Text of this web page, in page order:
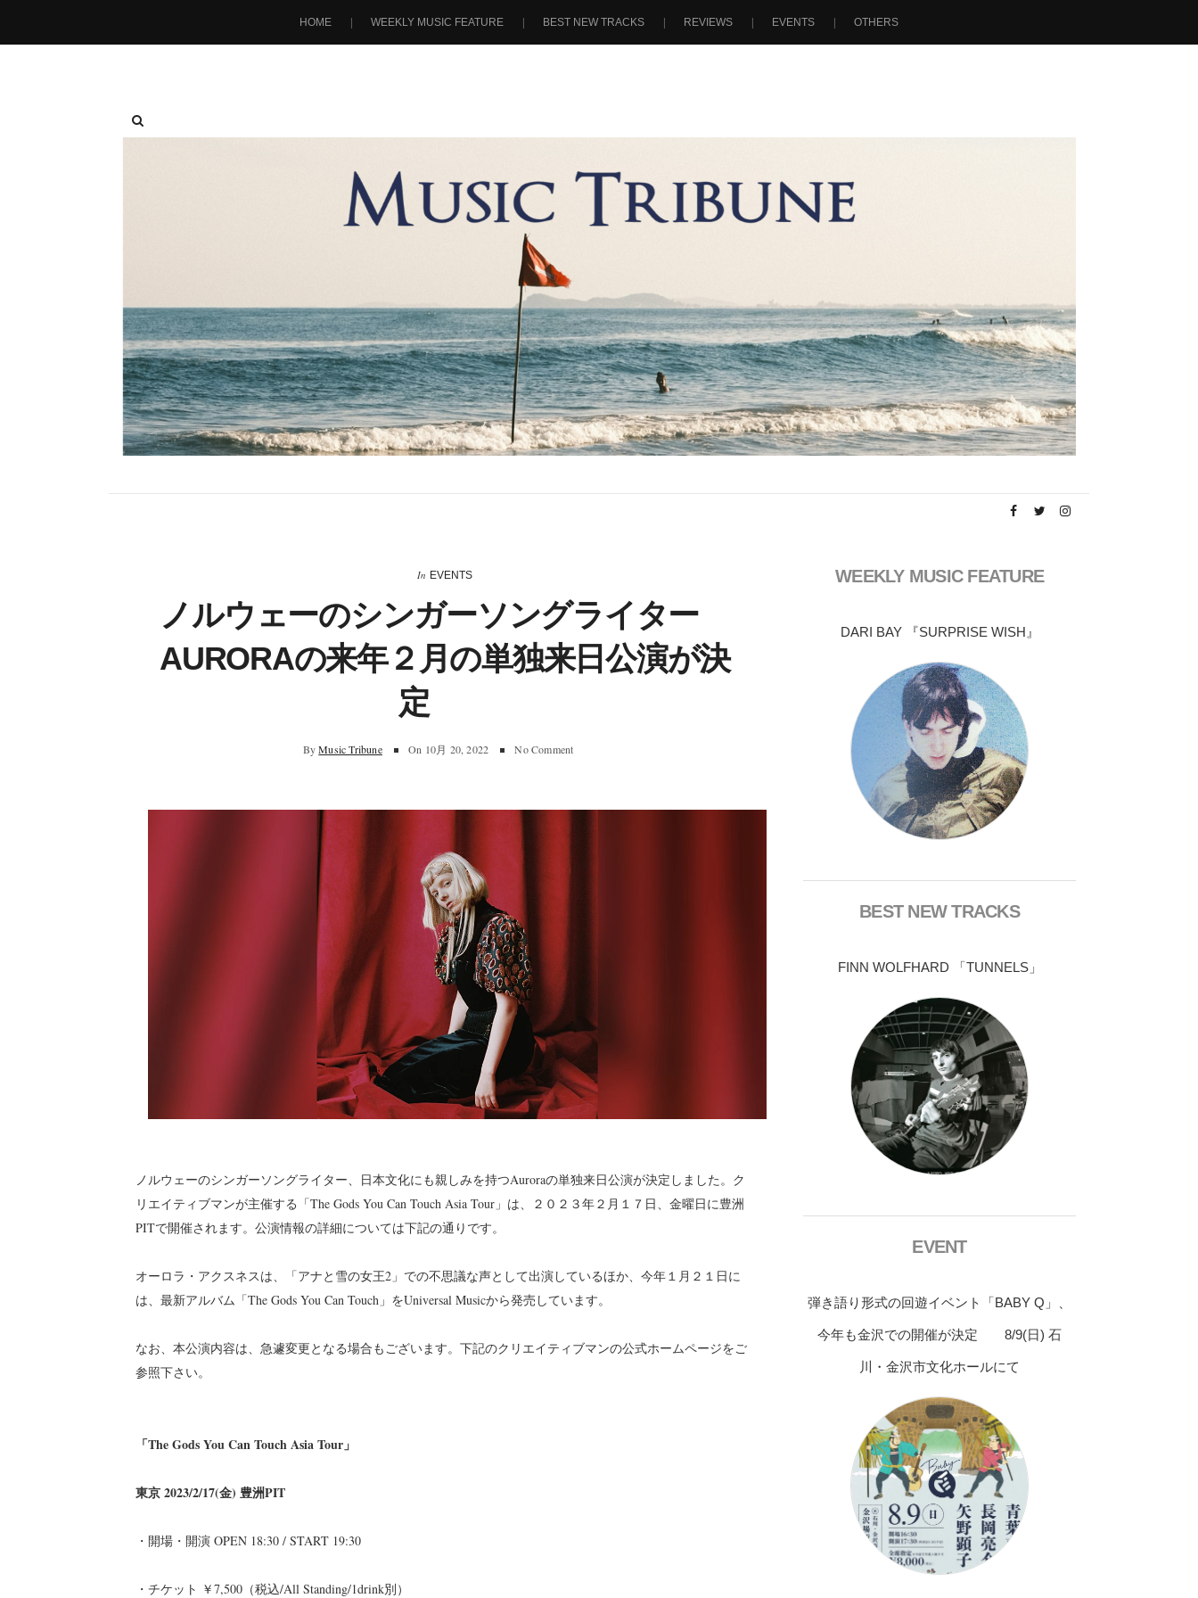
HOME WEEKLY MUSIC FEATURE BEST NEW TRACKS REVIEWS EVENTS OTHERS
In EVENTS
ノルウェーのシンガーソングライター
AURORAの来年２月の単独来日公演が決
定
By Music Tribune On 10月 20, 2022 No Comment
ノルウェーのシンガーソングライター、日本文化にも親しみを持つAuroraの単独来日公演が決定しました。ク
リエイティブマンが主催する「The Gods You Can Touch Asia Tour」は、２０２３年２月１７日、金曜日に豊洲
PITで開催されます。公演情報の詳細については下記の通りです。
オーロラ・アクスネスは、「アナと雪の女王2」での不思議な声として出演しているほか、今年１月２１日に
は、最新アルバム「The Gods You Can Touch」をUniversal Musicから発売しています。
なお、本公演内容は、急遽変更となる場合もございます。下記のクリエイティブマンの公式ホームページをご
参照下さい。
「The Gods You Can Touch Asia Tour」
東京 2023/2/17(金) 豊洲PIT
・開場・開演 OPEN 18:30 / START 19:30
・チケット ￥7,500（税込/All Standing/1drink別）
WEEKLY MUSIC FEATURE
DARI BAY 『SURPRISE WISH』
BEST NEW TRACKS
FINN WOLFHARD 「TUNNELS」
EVENT
弾き語り形式の回遊イベント「BABY Q」、
今年も金沢での開催が決定 8/9(日) 石
川・金沢市文化ホールにて